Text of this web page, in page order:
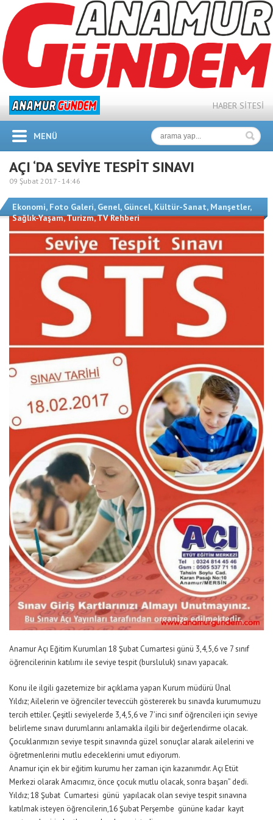
HABER SİTESİ
MENÜ
AÇI ‘DA SEVİYE TESPİT SINAVI
09 Şubat 2017 - 14:46
Ekonomi, Foto Galeri, Genel, Güncel, Kültür-Sanat, Manşetler,
Sağlık-Yaşam,Turizm,TV Rehberi
Anamur Açı Eğitim Kurumları 18 Şubat Cumartesi günü 3,4,5,6 ve 7 sınıf
öğrencilerinin katılımı ile seviye tespit (bursluluk) sınavı yapacak.
Konu ile ilgili gazetemize bir açıklama yapan Kurum müdürü Ünal
Yıldız; Ailelerin ve öğrenciler teveccüh göstererek bu sınavda kurumumuzu
tercih ettiler. Çeşitli seviyelerde 3,4,5,6 ve 7’inci sınıf öğrencileri için seviye
belirleme sınavı durumlarını anlamakla ilgili bir değerlendirme olacak.
Çocuklarımızın seviye tespit sınavında güzel sonuçlar alarak ailelerini ve
öğretmenlerini mutlu edeceklerini umut ediyorum.
Anamur için ek bir eğitim kurumu her zaman için kazanımdır. Açı Etüt
Merkezi olarak Amacımız, önce çocuk mutlu olacak, sonra başarı” dedi.
Yıldız; 18 Şubat Cumartesi günü yapılacak olan seviye tespit sınavına
katılmak isteyen öğrencilerin,16 Şubat Perşembe gününe kadar kayıt